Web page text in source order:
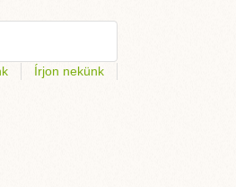
Írjon nekünk